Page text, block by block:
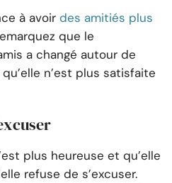
à avoir des amitiés plus
que le
a changé autour de
n’est plus satisfaite
plus heureuse et qu’elle
refuse de s’excuser.